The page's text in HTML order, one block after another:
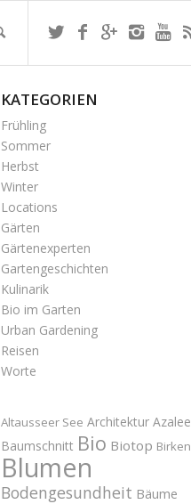
KATEGORIEN
Frühling
Sommer
Herbst
Winter
Locations
Gärten
Gärtenexperten
Gartengeschichten
Kulinarik
Bio im Garten
Urban Gardening
Reisen
Worte
Altausseer See Architektur Azalee
Baumschnitt Bio Biotop Birken
Blumen
Bodengesundheit Bäume